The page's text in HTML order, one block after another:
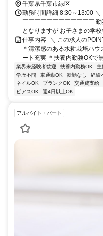
千葉県千葉市緑区
勤務時間詳細 8:30～13:00 ＼
￣￣￣￣￣￣￣￣￣￣￣￣
となりますが お子さまの学
仕事内容 -＼ この求人の
＊清潔感のある水耕栽培ハ
ート充実 ＊扶養内勤務OKで
業界未経験者歓迎 扶養内勤務OK 主
学歴不問
車通勤OK 転勤なし 経験
ネイルOK
ブランクOK 交通費支給
ピアスOK
週4日以上OK
アルバイト・パート